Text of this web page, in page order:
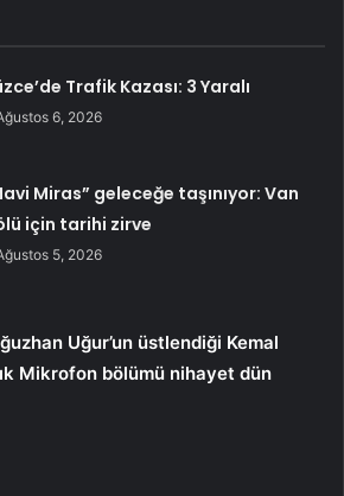
Trafik Kazası: 3 Yaralı
6, 2026
Miras” geleceğe taşınıyor: Van
için tarihi zirve
5, 2026
Uğur’un üstlendiği Kemal
Mikrofon bölümü nihayet dün